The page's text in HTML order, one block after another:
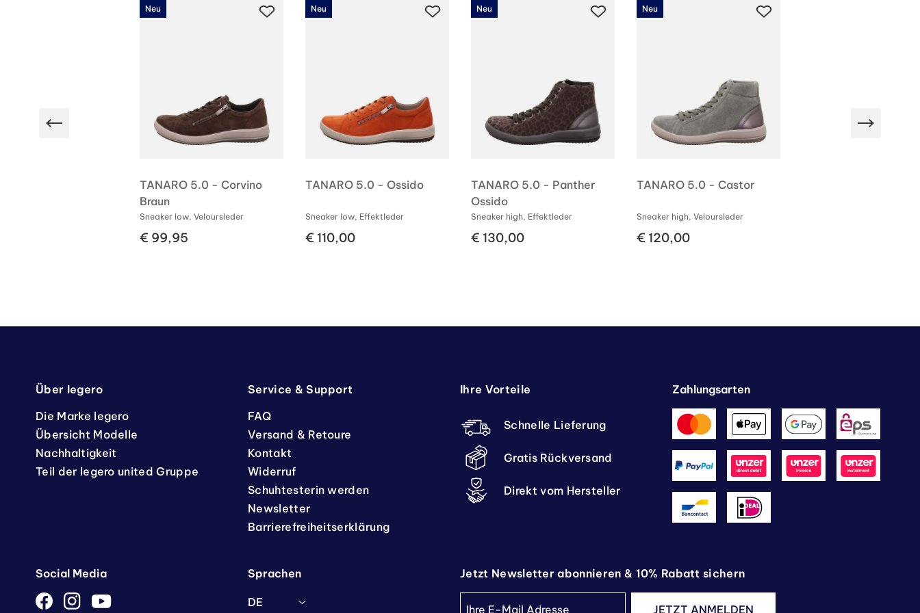
Neu
TANARO 5.0 - Corvino
Braun
Sneaker low, Veloursleder
€ 99,95
Neu
TANARO 5.0 - Ossido
Sneaker low, Effektleder
€ 110,00
Neu
TANARO 5.0 - Panther
Ossido
Sneaker high, Effektleder
€ 130,00
Neu
TANARO 5.0 - Castor
Sneaker high, Veloursleder
€ 120,00
Über legero
Die Marke legero
Übersicht Modelle
Nachhaltigkeit
Teil der legero united Gruppe
Service & Support
FAQ
Versand & Retoure
Kontakt
Widerruf
Schuhtesterin werden
Newsletter
Barrierefreiheitserklärung
Ihre Vorteile
Schnelle Lieferung
Gratis Rückversand
Direkt vom Hersteller
Zahlungsarten
Social Media Sprachen
DE
Jetzt Newsletter abonnieren & 10% Rabatt sichern
JETZT ANMELDEN